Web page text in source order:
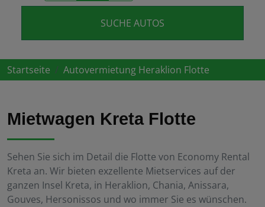
SUCHE AUTOS
Startseite Autovermietung Heraklion Flotte
Mietwagen Kreta Flotte
Sehen Sie sich im Detail die Flotte von Economy Rental
Kreta an. Wir bieten exzellente Mietservices auf der
ganzen Insel Kreta, in Heraklion, Chania, Anissara,
Gouves, Hersonissos und wo immer Sie es wünschen.